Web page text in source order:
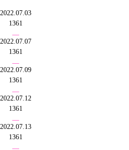
2022.07.03
1361
2022.07.07
1361
2022.07.09
1361
2022.07.12
1361
2022.07.13
1361